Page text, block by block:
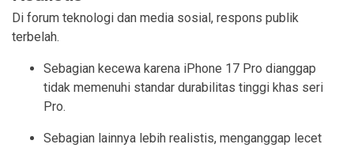
Di forum teknologi dan media sosial, respons publik
terbelah.
Sebagian kecewa karena iPhone 17 Pro dianggap
tidak memenuhi standar durabilitas tinggi khas seri
Pro.
Sebagian lainnya lebih realistis, menganggap lecet